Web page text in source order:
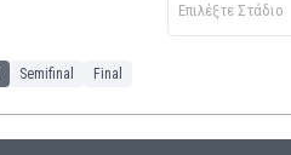
Επιλέξτε Στάδιο
Semifinal Final